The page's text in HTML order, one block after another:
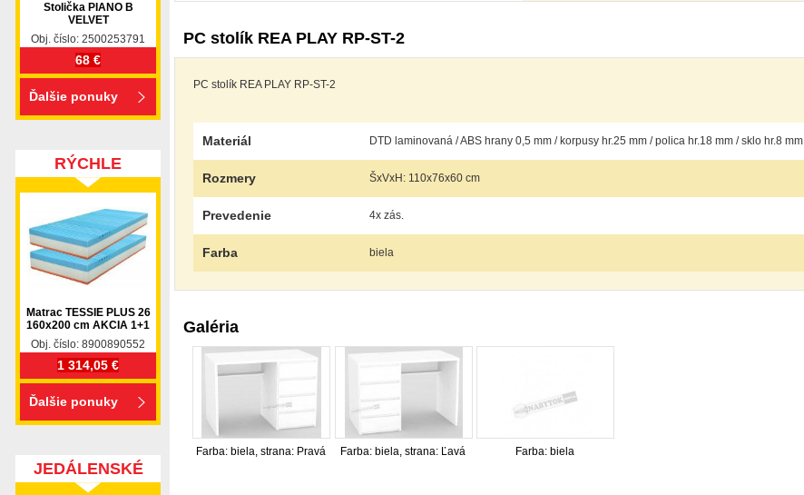
PC stolík REA PLAY RP-ST-2
PC stolík REA PLAY RP-ST-2
Materiál DTD laminovaná / ABS hrany 0,5 mm / korpusy hr.25 mm / polica hr.18 mm / sklo hr.8 mm
Rozmery ŠxVxH: 110x76x60 cm
Prevedenie 4x zás.
Farba biela
Galéria
Farba: biela, strana: Pravá Farba: biela, strana: Ľavá Farba: biela
Stolička PIANO B
VELVET
Obj. číslo: 2500253791
68 €
Ďalšie ponuky
RÝCHLE
DODANIE
Matrac TESSIE PLUS 26
160x200 cm AKCIA 1+1
Obj. číslo: 8900890552
1 314,05 €
Ďalšie ponuky
JEDÁLENSKÉ